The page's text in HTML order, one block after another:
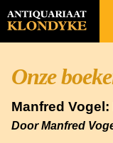
Onze
Manfred
Door Manfred